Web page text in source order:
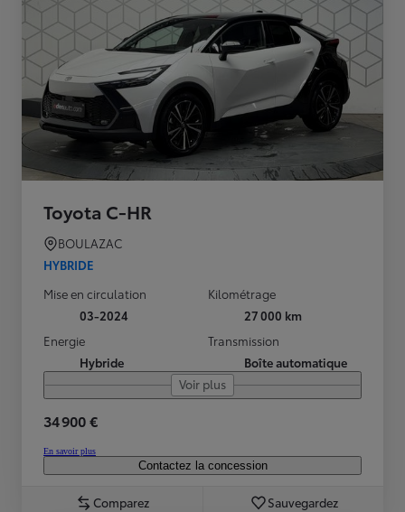
Toyota C-HR
BOULAZAC
HYBRIDE
Mise en circulation
03-2024
Kilométrage
27 000 km
Energie
Hybride
Transmission
Boîte automatique
Voir plus
34 900 €
En savoir plus
Contactez la concession
Comparez Sauvegardez